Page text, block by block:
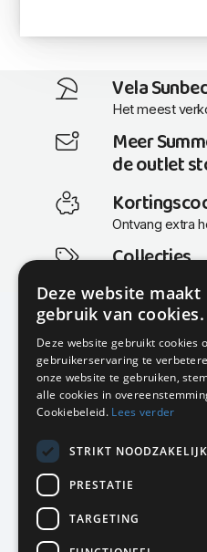
Vela
Het meest
Meer
de outlet
Ontvang extra
Collecties
Actuele en
KMP Kantoormeubilair
Airport Business Park
Frankfurtstraat 29-31
1175 RH Lijnden
020-617 01 26
info@kmpkantoormeubilair.nl
Facebook
Instagram
Deze website maakt
gebruik van cookies.
Deze website gebruikt cookies
gebruikerservaring te
onze website te gebruiken,
alle cookies in
Cookiebeleid. Lees verder
STRIKT NOODZAKELIJK
PRESTATIE
TARGETING